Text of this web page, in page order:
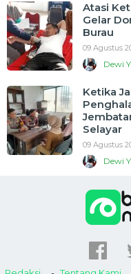
Atasi
Gelar
Burau
09 Agustus
Dewi
Ketika
Selayar
09 Agustus
Dewi